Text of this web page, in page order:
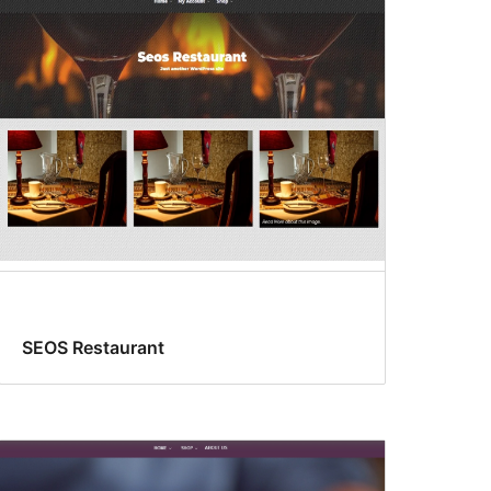
SEOS Restaurant